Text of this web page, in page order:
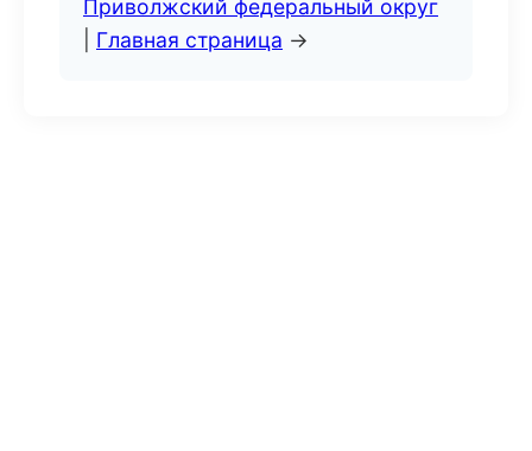
Приволжский федеральный округ
Главная страница →